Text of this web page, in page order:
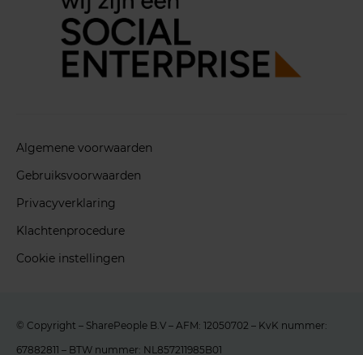
Algemene voorwaarden
Gebruiksvoorwaarden
Privacyverklaring
Klachtenprocedure
Cookie instellingen
© Copyright – SharePeople B.V – AFM: 12050702 – KvK nummer:
67882811 – BTW nummer: NL857211985B01